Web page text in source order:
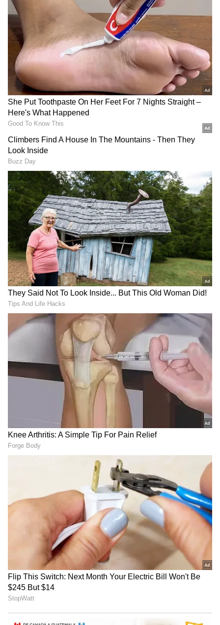
Image Credit : Zee Kannada
ಶಕುಂತಲಾಳ ಮುಂದಿನ ಪ್ಲಾನ್
ಮನೆಯಲ್ಲಿ ಎಲ್ಲರ ಮುಂದೆ ಒಳ್ಳೆಯವಳಂತೆ ನಟಿಸುತ್ತಿರೋ
ಶಕುಂತಲಾಳ ಮುಂದಿನ ಪ್ಲಾನ್ ಏನಾಗಿರಬಹುದು ಎಂಬುದರ
ಬಗ್ಗೆ ಕುತೂಹಲ ಮೂಡಿದೆ. ಜೈದೇವ್‌ನನ್ನು ನೋಡಲು
ಹೋಗೋಣ ಬಾ ಎಂದು ಸೊಸೆ ಭೂಮಿಕಾಳನ್ನು ಕರೆದಿದ್ದಳು.
ಆದ್ರೆ ಭೂಮಿಕಾ ತನಿಖೆ ನಡೆಯುತ್ತಿರುವಾಗ ನಾವು ಮಧ್ಯೆ
ಹೋಗಬಾರದು ಎಂದು ಅಲ್ಲಿಂದ ಎದ್ದು ಒಳಗೆ ಹೋಗುತ್ತಾಳೆ.
Related Articles
ದ್ವೇಷಕ್ಕೆ ಮಗನನ್ನೇ ಬಲಿ ಕೊಟ್ಟಳಾ ಶಕುಂತಲಾ?
ಅಂಡರ್‌ ಎಸ್ಟಿಮೇಟ್ ಮಾಡಿದ್ನಾ ಜೈದೇವ್?
Amruthadhaare: ಕೊನೆಗೂ ಕಳಚಿತು ಶಕುಂತಲಾ
ಮುಖವಾಡ- ಸೀರಿಯಲ್​ ಮತ್ತೆ ಪುನರಾರಂಭ?
Image Credit :Zee5
ಲಕ್ಷ್ಮೀಕಾಂತ್‌ಗೆ ಸಣ್ಣದಾದ ಅನುಮಾನ
ಇದೆಲ್ಲವನ್ನು ಪಕ್ಕದಲ್ಲಿಯೇ ಕುಳಿತು ನೋಡುತ್ತಿದ್ದ